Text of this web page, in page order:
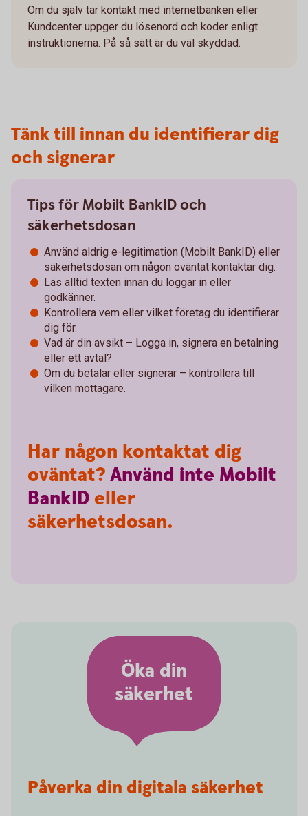
Om du själv tar kontakt med internetbanken eller
Kundcenter uppger du lösenord och koder enligt
instruktionerna. På så sätt är du väl skyddad.
Tänk till innan du identifierar dig
och signerar
Tips för Mobilt BankID och
säkerhetsdosan
Använd aldrig e-legitimation (Mobilt BankID) eller
säkerhetsdosan om någon oväntat kontaktar dig.
Läs alltid texten innan du loggar in eller
godkänner.
Kontrollera vem eller vilket företag du identifierar
dig för.
Vad är din avsikt – Logga in, signera en betalning
eller ett avtal?
Om du betalar eller signerar – kontrollera till
vilken mottagare.
Har någon kontaktat dig
oväntat?Använd inte Mobilt
BankID eller
säkerhetsdosan.
Påverka din digitala säkerhet
Öka din
säkerhet